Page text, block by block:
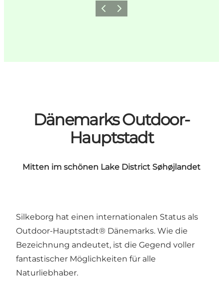
ZurückWeiter
Dänemarks Outdoor-
Hauptstadt
Mitten im schönen Lake District Søhøjlandet
Silkeborg hat einen internationalen Status als
Outdoor-Hauptstadt® Dänemarks. Wie die
Bezeichnung andeutet, ist die Gegend voller
fantastischer Möglichkeiten für alle
Naturliebhaber.